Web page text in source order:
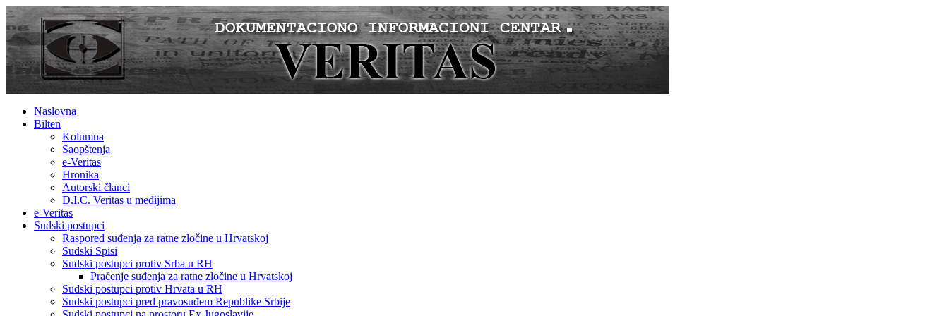
Naslovna
Bilten
Kolumna
Saopštenja
e-Veritas
Hronika
Autorski članci
D.I.C. Veritas u medijima
e-Veritas
Sudski postupci
Raspored suđenja za ratne zločine u Hrvatskoj
Sudski Spisi
Sudski postupci protiv Srba u RH
Praćenje suđenja za ratne zločine u Hrvatskoj
Sudski postupci protiv Hrvata u RH
Sudski postupci pred pravosuđem Republike Srbije